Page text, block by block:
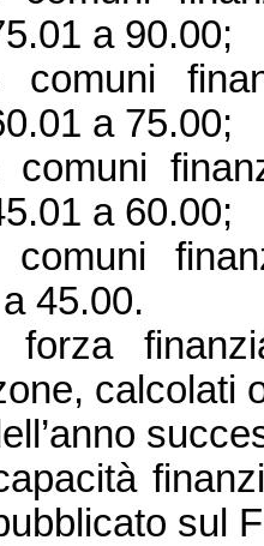
a90.00;
comuni
a75.00;
comuni
a60.00;
comuni
45.00.
forza
calcolati
sul